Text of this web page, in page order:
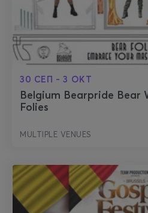
30 СЕП - 3 ОКТ
Belgium Bearpride Bear
Folies
MULTIPLE VENUES